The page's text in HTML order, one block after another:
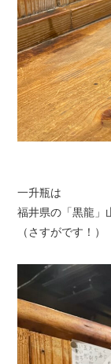
一升瓶は
福井県の「黒龍」
（さすがです！）